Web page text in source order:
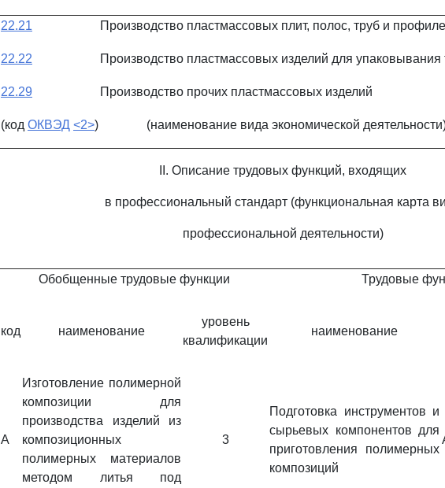
22.21 Производство пластмассовых плит, полос, труб и
22.22 Производство пластмассовых изделий для упаковывания
22.29 Производство прочих пластмассовых изделий
(код ОКВЭД <2>) (наименование вида экономической
II. Описание трудовых функций, входящих
в профессиональный стандарт (функциональная карта
профессиональной деятельности)
Обобщенные трудовые функции Трудовые
код наименование
уровень
квалификации
наименование
A
Изготовление полимерной
композиции для
производства изделий из
композиционных
полимерных материалов
методом литья под
3
Подготовка инструментов и
сырьевых компонентов для
приготовления полимерных
композиций